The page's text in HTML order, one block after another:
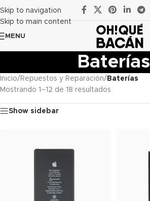
Skip to navigation
Skip to main content
MENU
Baterías
Inicio/ Repuestos y Reparación/ Baterías
Mostrando 1–12 de 18 resultados
Show sidebar